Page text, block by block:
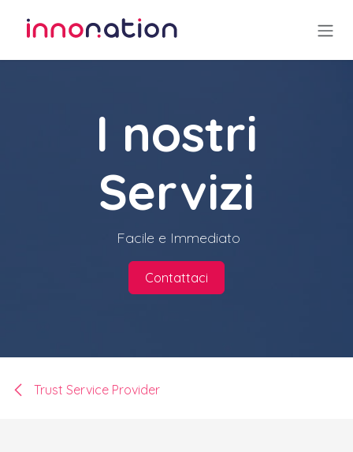
I nostri
Servizi
Facile e Immediato
Contattaci
Trust Service Provider